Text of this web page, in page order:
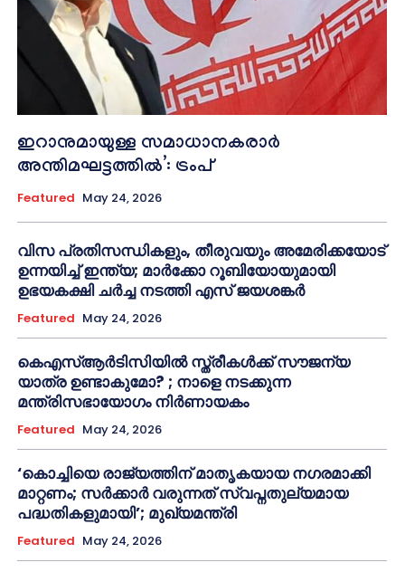
ഇറാനുമായുള്ള സമാധാനകരാർ
അന്തിമഘട്ടത്തിൽ‌’: ട്രംപ്
Featured May 24, 2026
വിസ പ്രതിസന്ധികളും, തീരുവയും അമേരിക്കയോട്
ഉന്നയിച്ച് ഇന്ത്യ; മാർക്കോ റൂബിയോയുമായി
ഉഭയകക്ഷി ചർച്ച നടത്തി എസ് ജയശങ്കർ
Featured May 24, 2026
കെഎസ്ആർടിസിയിൽ സ്ത്രീകൾക്ക് സൗജന്യ
യാത്ര ഉണ്ടാകുമോ? ; നാളെ നടക്കുന്ന
മന്ത്രിസഭായോഗം നിർണായകം
Featured May 24, 2026
‘കൊച്ചിയെ രാജ്യത്തിന് മാതൃകയായ നഗരമാക്കി
മാറ്റണം; സർക്കാർ വരുന്നത് സ്വപ്നതുല്യമായ
പദ്ധതികളുമായി’; മുഖ്യമന്ത്രി
Featured May 24, 2026